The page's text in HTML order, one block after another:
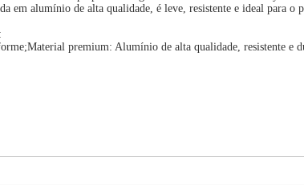
em alumínio de alta qualidade, é leve, resistente e ideal para o
premium: Alumínio de alta qualidade, resistente e